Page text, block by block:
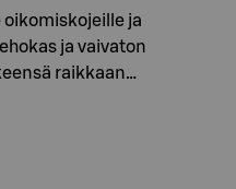
oikomiskojeille ja
ja vaivaton
raikkaan…